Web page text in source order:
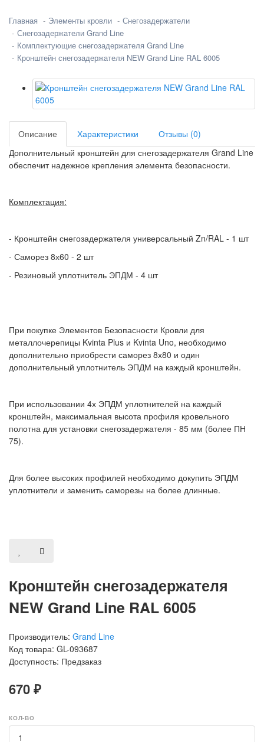
Главная Элементы кровли
Снегозадержатели
Снегозадержатели Grand Line
Комплектующие снегозадержателя Grand Line
Кронштейн снегозадержателя NEW Grand Line RAL 6005
Описание Характеристики
Отзывы (0)
Дополнительный кронштейн для снегозадержателя Grand Line
обеспечит надежное крепления элемента безопасности.
Комплектация:
- Кронштейн снегозадержателя универсальный Zn/RAL - 1 шт
- Саморез 8х60 - 2 шт
- Резиновый уплотнитель ЭПДМ - 4 шт
При покупке Элементов Безопасности Кровли для
металлочерепицы Kvinta Plus и Kvinta Uno, необходимо
дополнительно приобрести саморез 8х80 и один
дополнительный уплотнитель ЭПДМ на каждый кронштейн.
При использовании 4х ЭПДМ уплотнителей на каждый
кронштейн, максимальная высота профиля кровельного
полотна для установки снегозадержателя - 85 мм (более ПН
75).
Для более высоких профилей необходимо докупить ЭПДМ
уплотнители и заменить саморезы на более длинные.
Кронштейн снегозадержателя
NEW Grand Line RAL 6005
Производитель: Grand Line
Код товара: GL-093687
Доступность: Предзаказ
670 ₽
КОЛ-ВО